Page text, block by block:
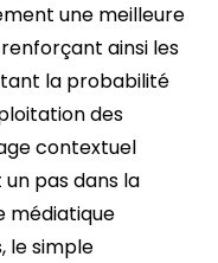
une meilleure
ainsi les
la probabilité
des
contextuel
pas dans la
médiatique
le simple